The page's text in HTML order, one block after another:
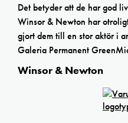
Det betyder att de har god
Winsor & Newton har
gjort dem till en stor aktör i
Galeria Permanent
Winsor & Newton